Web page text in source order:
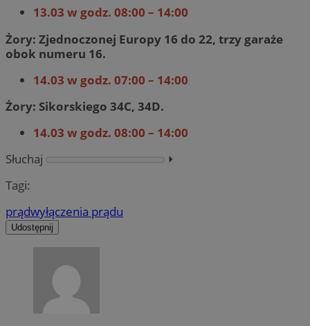
13.03 w godz. 08:00 – 14:00
Żory: Zjednoczonej Europy 16 do 22, trzy garaże
obok numeru 16.
14.03 w godz. 07:00 – 14:00
Żory: Sikorskiego 34C, 34D.
14.03 w godz. 08:00 – 14:00
Słuchaj
⏵︎
Tagi:
prądwyłączenia prądu
Udostępnij